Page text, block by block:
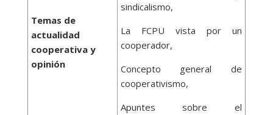
Temas de
actualidad
cooperativa y
opinión
sindicalismo,
La FCPU vista por un
cooperador,
Concepto general de
cooperativismo,
Apuntes sobre el